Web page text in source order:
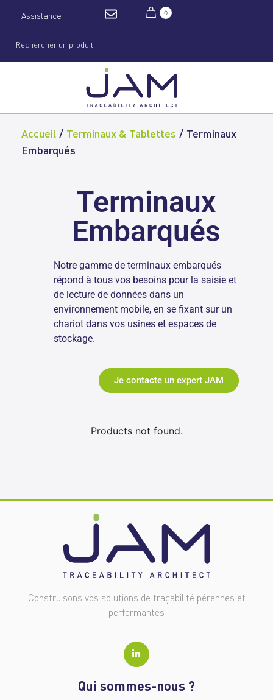
Assistance 0
Accueil / Terminaux & Tablettes / Terminaux
Embarqués
Terminaux
Embarqués
Notre gamme de terminaux embarqués
répond à tous vos besoins pour la saisie et
de lecture de données dans un
environnement mobile, en se fixant sur un
chariot dans vos usines et espaces de
stockage.
Je contacte un expert JAM
Products not found.
Construisons vos solutions de traçabilité pérennes et
performantes
Qui sommes-nous ?